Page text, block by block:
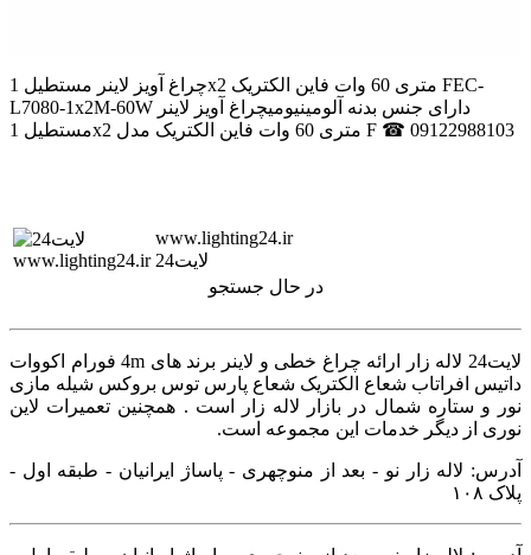
چراغ آویز لاینر مستطیل 1x2 متری 60 وات فاین الکتریک FEC-
L7080-1x2M-60W دارای جنس بدنه آلومینیومیچراغ آویز لاینر
مستطیل 1x2 متری 60 وات فاین الکتریک مدل F ☎ 09122988103
www.lighting24.ir
لایت24
در حال جستجو
لایت24 لاله زار ارائه چراغ خطی و لاینر برند های 4m فورام اکووات
داتیس افراتاب شعاع الکتریک شعاع پارس توس بروکس شیله مازی
نور و ستاره شمال در بازار لاله زار است . همچنین تعمیرات لاین
نوری از دیگر خدمات این مجموعه است.
آدرس: لاله زار نو - بعد از منوچهری - پاساژ ایرانیان - طبقه اول -
پلاک ۱۰۸